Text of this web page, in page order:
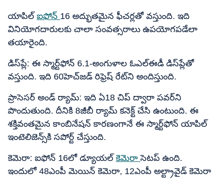
యాపిల్ ఐఫోన్ 16 అద్భుతమైన ఫీచర్లతో వస్తుంది. ఇది
వినియోగదారులకు చాలా సంవత్సరాలు ఉపయోగపడేలా
తయారైంది.
డిస్‌ప్లే: ఈ స్మార్ట్‌ఫోన్ 6.1-అంగుళాల ఓఎల్​ఈడీ డిస్‌ప్లేతో
వస్తుంది. ఇది 60హెచ్​జడ్​ రిఫ్రెష్ రేట్​ని అందిస్తుంది.
ప్రాసెసర్ అండ్​ ర్యామ్​: ఇది ఏ18 చిప్ ద్వారా పవర్​ని
పొందుతుంది. దీనికి 8జీబీ ర్యామ్​ కనెక్ట్​ చేసి ఉంటుంది. ఈ
శక్తివంతమైన కాంబినేషన్ కారణంగానే ఈ స్మార్ట్‌ఫోన్ యాపిల్​
ఇంటెలిజెన్స్​కి సపోర్ట్ చేస్తుంది.
కెమెరా: ఐఫోన్ 16లో డ్యూయల్ కెమెరాసెటప్ ఉంది.
ఇందులో 48ఎంపీ మెయిన్ కెమెరా, 12ఎంపీ అల్ట్రావైడ్ కెమెరా